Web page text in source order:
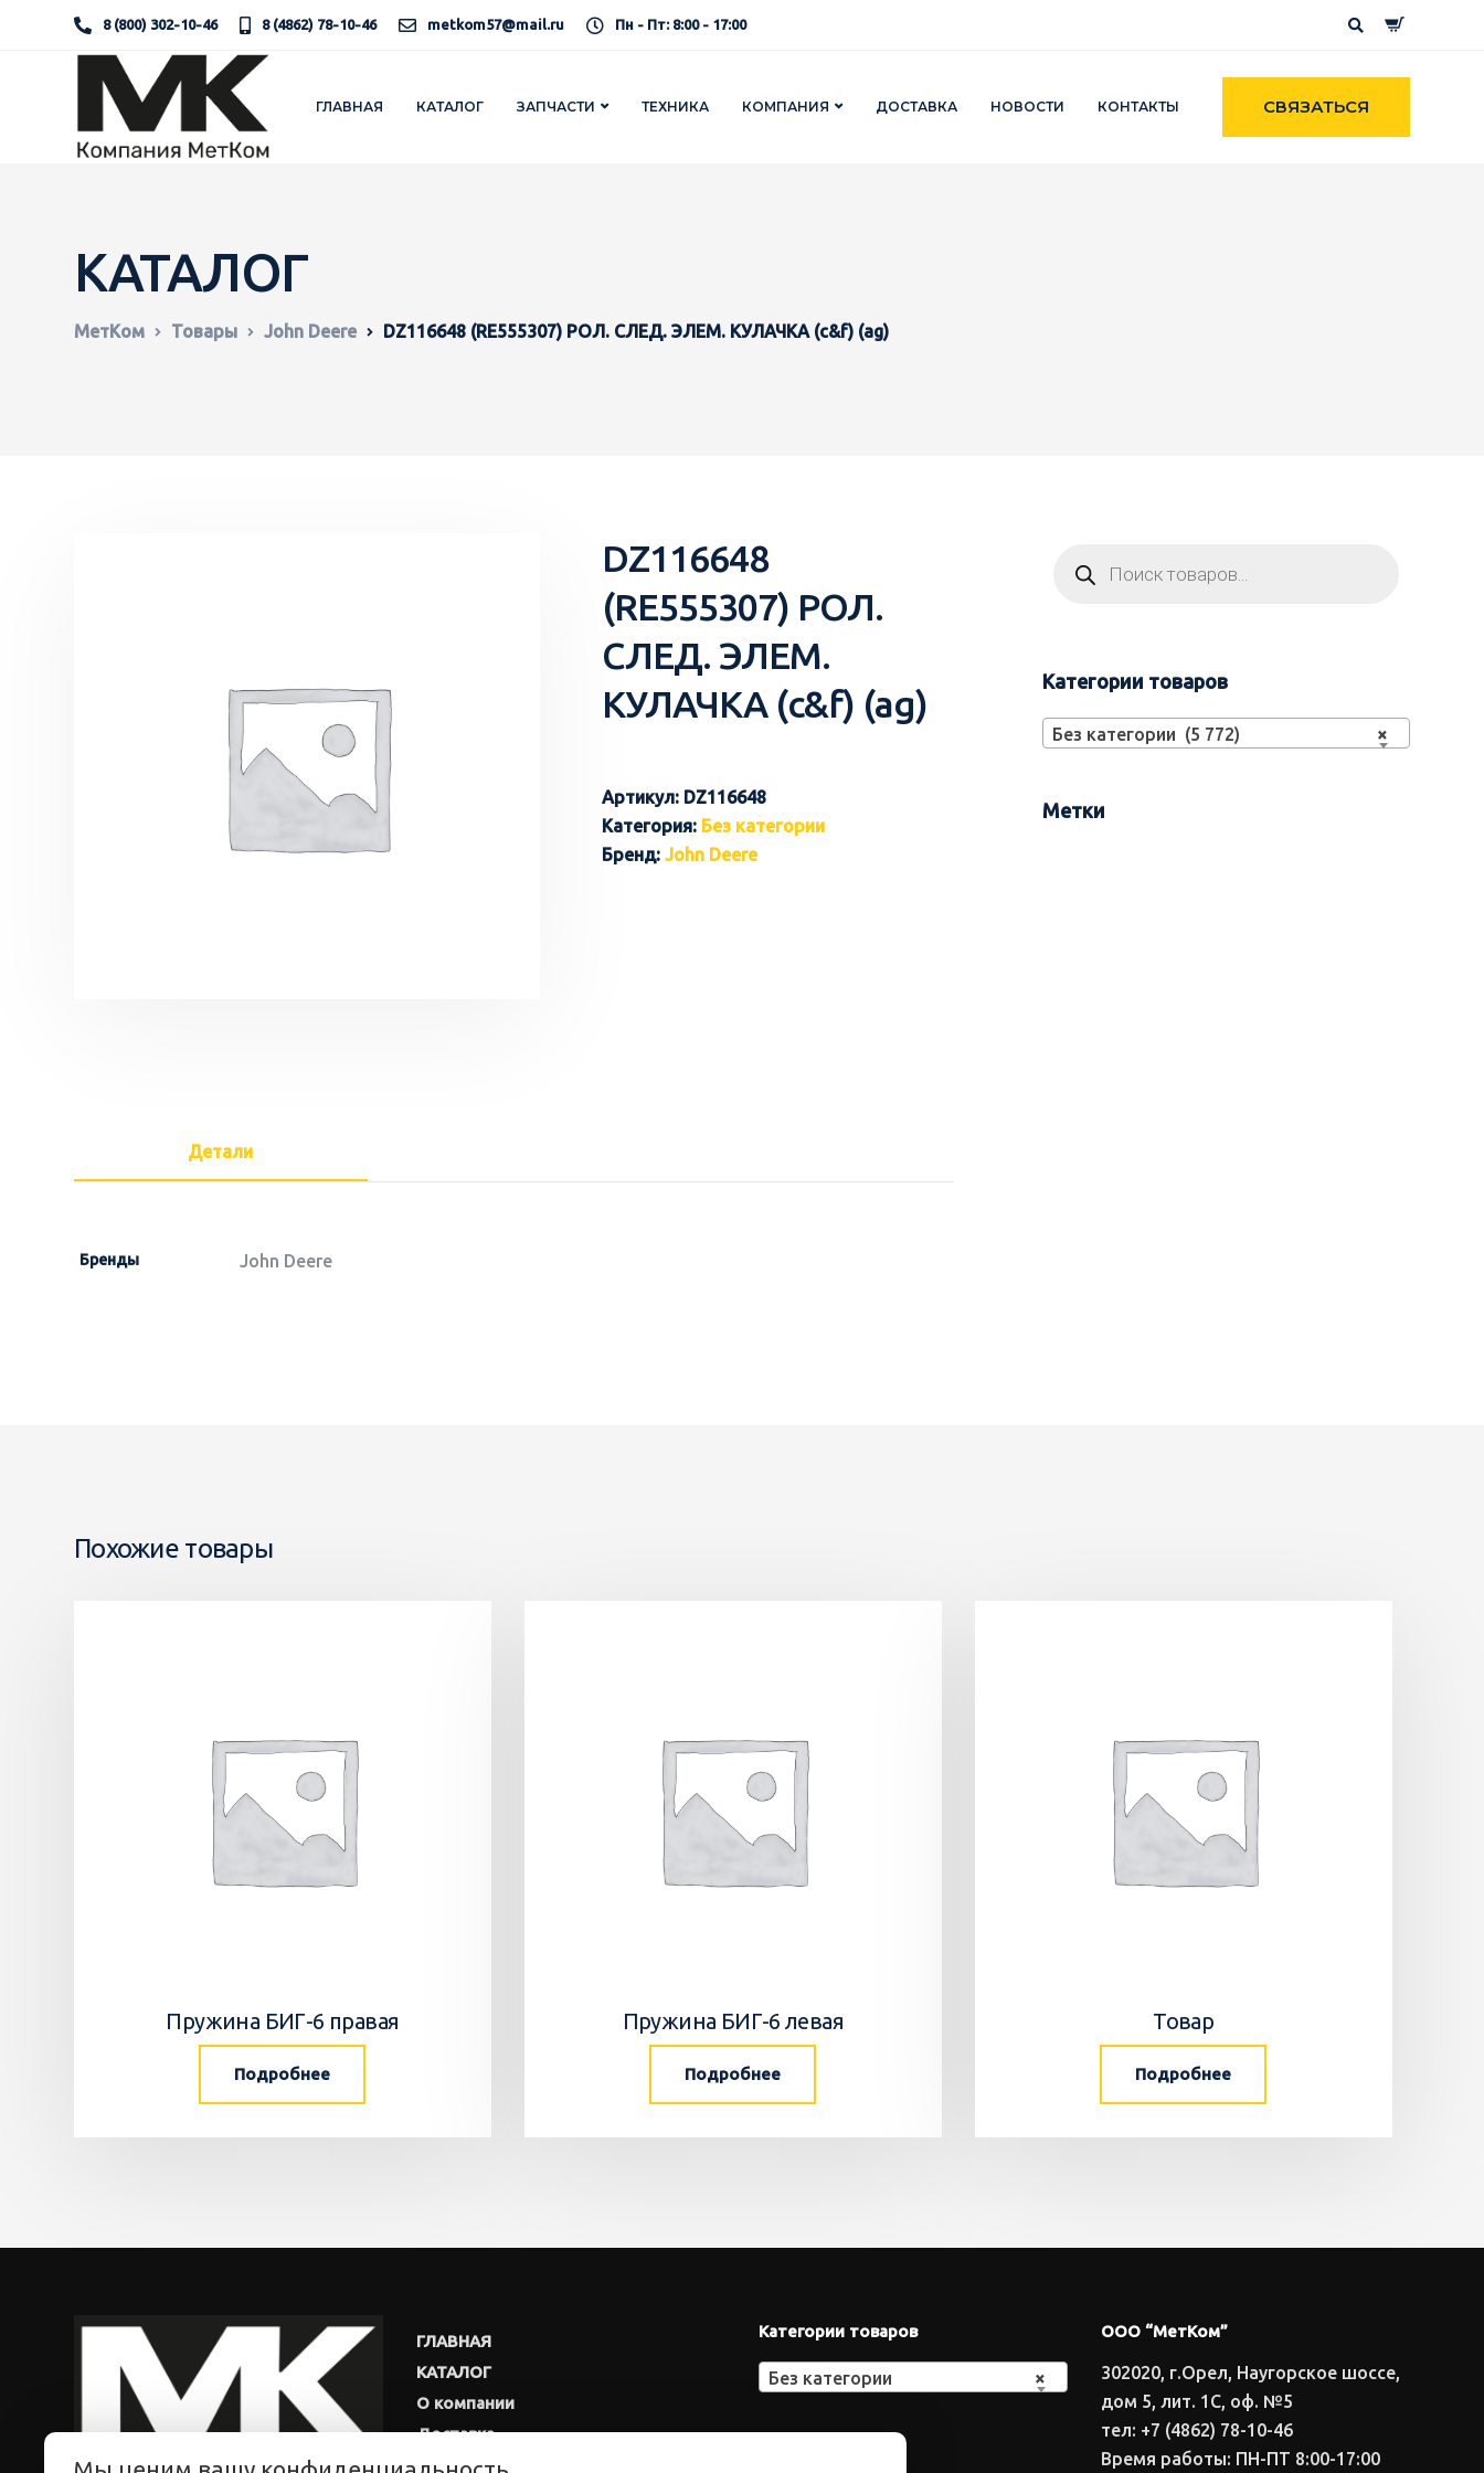
8 (800) 302-10-46 8 (4862) 78-10-46 metkom57@mail.ru Пн - Пт: 8:00 - 17:00
ГЛАВНАЯ КАТАЛОГ ЗАПЧАСТИ ТЕХНИКА КОМПАНИЯ ДОСТАВКА НОВОСТИ КОНТАКТЫ СВЯЗАТЬСЯ
КАТАЛОГ
МетКом Товары John Deere DZ116648 (RE555307) РОЛ. СЛЕД. ЭЛЕМ. КУЛАЧКА (c&f) (ag)
DZ116648
(RE555307) РОЛ.
СЛЕД. ЭЛЕМ.
КУЛАЧКА (c&f) (ag)
Артикул: DZ116648
Категория: Без категории
Бренд: John Deere
Детали
Бренды John Deere
Категории товаров
×
Без категории (5 772)
Метки
Похожие товары
Пружина БИГ-6 правая
Подробнее
Пружина БИГ-6 левая
Подробнее
Товар
Подробнее
ГЛАВНАЯ
КАТАЛОГ
О компании
Доставка
Новости
Категории товаров
×
Без категории
ООО “МетКом”
302020, г.Орел, Наугорское шоссе,
дом 5, лит. 1С, оф. №5
тел: +7 (4862) 78-10-46
Время работы: ПН-ПТ 8:00-17:00